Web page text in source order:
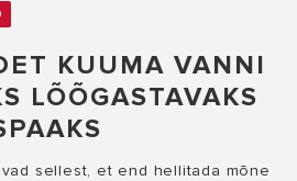
KUUMA VANNI
LÕÕGASTAVAKS
sellest, et end hellitada mõne